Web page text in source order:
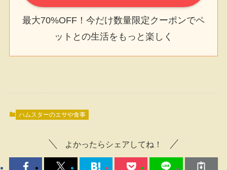
最大70%OFF！今だけ数量限定クーポンでペ
ットとの生活をもっと楽しく
ハムスターのエサや食事
よかったらシェアしてね！